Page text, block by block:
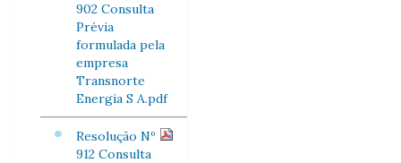
902 Consulta
Prévia
formulada pela
empresa
Transnorte
Energia S A.pdf
Resolução Nº
912 Consulta